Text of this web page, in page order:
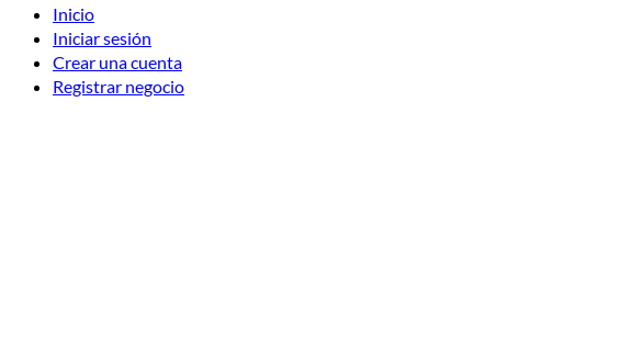
Inicio
Iniciar sesión
Crear una cuenta
Registrar negocio